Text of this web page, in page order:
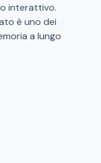
interattivo.
è uno dei
a lungo